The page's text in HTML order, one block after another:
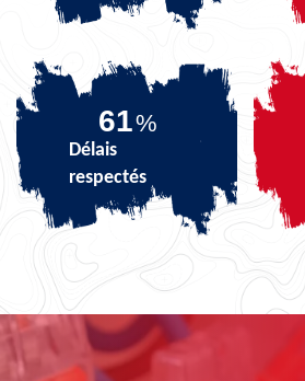
74%
Délais
respectés